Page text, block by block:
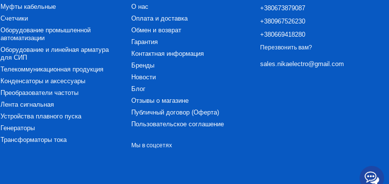
Муфты кабельные
Счетчики
Оборудование промышленной
автоматизации
Оборудование и линейная арматура
для СИП
Телекоммуникационная продукция
Конденсаторы и аксессуары
Преобразователи частоты
Лента сигнальная
Устройства плавного пуска
Генераторы
Трансформаторы тока
О нас
Оплата и доставка
Обмен и возврат
Гарантия
Контактная информация
Бренды
Новости
Блог
Отзывы о магазине
Публичный договор (Оферта)
Пользовательское соглашение
Мы в соцсетях
+380673879087
+380967526230
+380669418280
Перезвонить вам?
sales.nikaelectro@gmail.com